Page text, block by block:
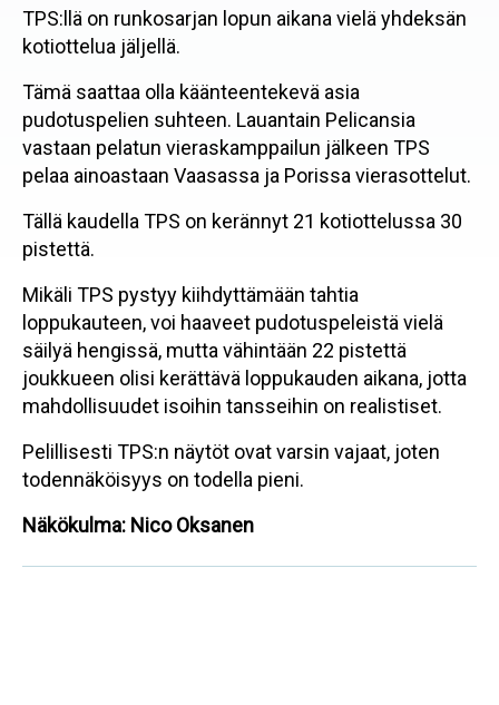
TPS:llä on runkosarjan lopun aikana vielä yhdeksän
kotiottelua jäljellä.
Tämä saattaa olla käänteentekevä asia
pudotuspelien suhteen. Lauantain Pelicansia
vastaan pelatun vieraskamppailun jälkeen TPS
pelaa ainoastaan Vaasassa ja Porissa vierasottelut.
Tällä kaudella TPS on kerännyt 21 kotiottelussa 30
pistettä.
Mikäli TPS pystyy kiihdyttämään tahtia
loppukauteen, voi haaveet pudotuspeleistä vielä
säilyä hengissä, mutta vähintään 22 pistettä
joukkueen olisi kerättävä loppukauden aikana, jotta
mahdollisuudet isoihin tansseihin on realistiset.
Pelillisesti TPS:n näytöt ovat varsin vajaat, joten
todennäköisyys on todella pieni.
Näkökulma: Nico Oksanen